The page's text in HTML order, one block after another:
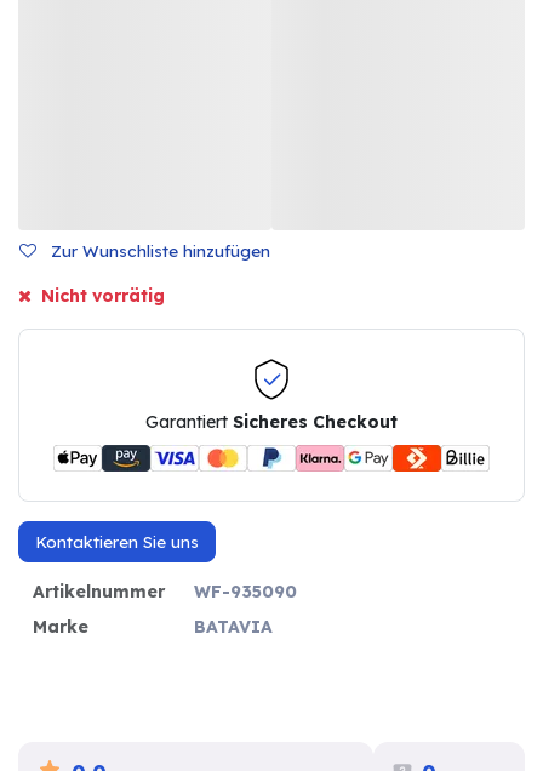
Zur Wunschliste hinzufügen
Nicht vorrätig
Garantiert Sicheres Checkout
Kontaktieren Sie uns
Artikelnummer
WF-935090
Marke
BATAVIA